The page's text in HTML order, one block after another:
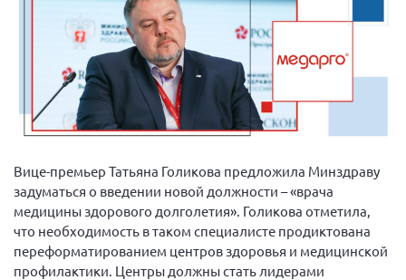
Первый вице-президент Кичигина Н. Ф.
Генеральный директор Матвиевская О.В.
Вице-президент Зрячева Н.В.
Вице-президент Шишлянников Ф.В.
Информационная служба
Отдел международных отношений
Вице-президент Черненко Д.Е.
Вице-президент Валюх М.В.
Вице-президент Чернова А.В.
Вице-премьер Татьяна Голикова предложила Минздраву
задуматься о введении новой должности – «врача
медицины здорового долголетия». Голикова отметила,
что необходимость в таком специалисте продиктована
переформатированием центров здоровья и медицинской
профилактики. Центры должны стать лидерами